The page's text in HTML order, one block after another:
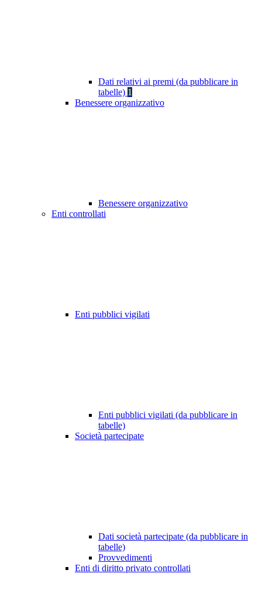
Dati relativi ai premi (da pubblicare in
tabelle) 1
Benessere organizzativo
Benessere organizzativo
Enti controllati
Enti pubblici vigilati
Enti pubblici vigilati (da pubblicare in
tabelle)
Società partecipate
Dati società partecipate (da pubblicare in
tabelle)
Provvedimenti
Enti di diritto privato controllati